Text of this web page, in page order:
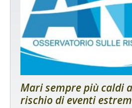
Mari sempre più caldi
rischio di eventi